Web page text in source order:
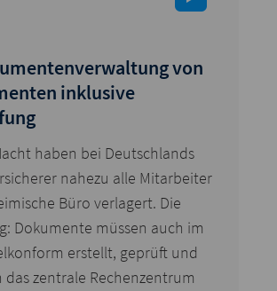
von
inklusive
haben bei Deutschlands
nahezu alle Mitarbeiter
Büro verlagert. Die
Dokumente müssen auch im
erstellt, geprüft und
zentrale Rechenzentrum